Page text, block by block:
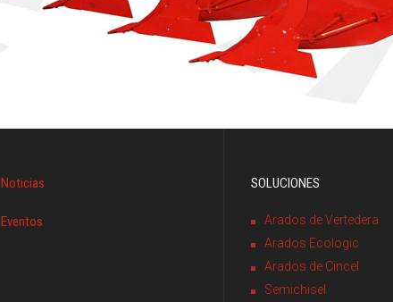
Noticias
Eventos
SOLUCIONES
Arados de Vertedera
Arados Ecologic
Arados de Cincel
Semichisel